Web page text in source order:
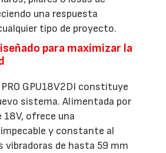
una respuesta
tipo de proyecto.
para maximizar la
GPU18V2DI constituye
sistema. Alimentada por
18V, ofrece una
y constante al
vibradoras de hasta 59 mm